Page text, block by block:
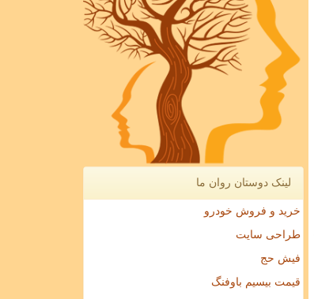
لینک دوستان روان ما
خرید و فروش خودرو
طراحی سایت
فیش حج
قیمت بیسیم باوفنگ